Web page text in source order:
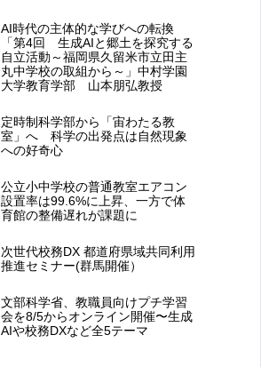
AI時代の主体的な学びへの転換
「第4回 生成AIと郷土を探究する
自立活動～福岡県久留米市立田主
丸中学校の取組から～」中村学園
大学教育学部 山本朋弘教授
定時制科学部から「宙わたる教
室」へ 科学の出発点は自然現象
への好奇心
公立小中学校の普通教室エアコン
設置率は99.6%に上昇、一方で体
育館の整備遅れが課題に
次世代校務DX 都道府県域共同利用
推進セミナー(群馬開催）
文部科学省、教職員向けプチ学習
会を8/5からオンライン開催〜生成
AIや校務DXなど全5テーマ